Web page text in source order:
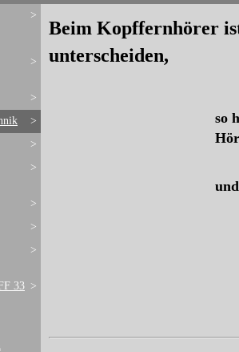
>
>
>
>
>
>
>
>
>
>
33
Beim Kopffernhörer
unterscheiden,
so